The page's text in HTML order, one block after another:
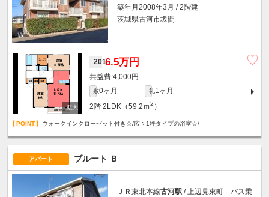
築年月2008年3月 / 2階建
茨城県古河市坂間
2016.5万円
4,000円
敷0ヶ月 礼1ヶ月
2階 2LDK（59.2ｍ2 ）
ウォークインクローゼット付き☆/広々1坪タイプの浴室☆/
アパート ブルート Ｂ
ＪＲ東北本線古河駅 / 上辺見東町 バス乗